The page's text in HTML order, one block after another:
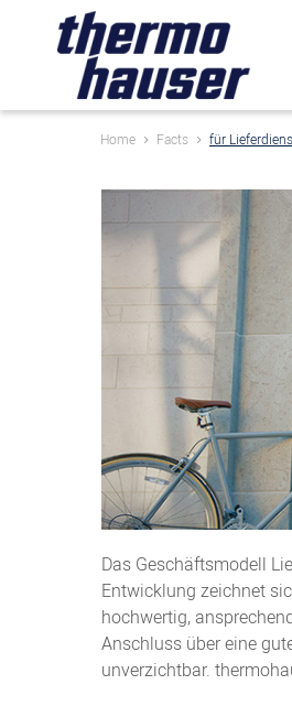
Home Facts für
Das Geschäftsmodell
Entwicklung zeichnet
hochwertig,
Anschluss über eine
unverzichtbar.